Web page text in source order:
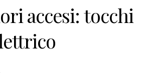
accesi: tocchi